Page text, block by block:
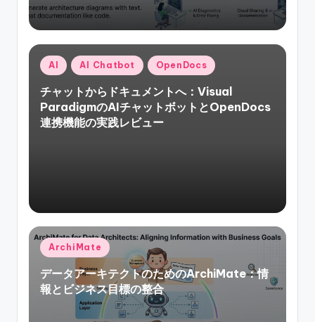
Posted
in
AI AI Chatbot OpenDocs
チャットからドキュメントへ：Visual
ParadigmのAIチャットボットとOpenDocs
連携機能の実践レビュー
Posted
in
ArchiMate
データアーキテクトのためのArchiMate：情
報とビジネス目標の整合